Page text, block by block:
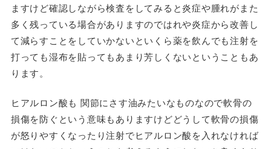
ますけど確認しながら検査をしてみると炎症や腫れがまた
多く残っている場合がありますのではれや炎症から改善し
て減らすことをしていかないといくら薬を飲んでも注射を
打っても湿布を貼ってもあまり芳しくないということもあ
ります。
ヒアルロン酸も 関節にさす油みたいなものなので軟骨の
損傷を防ぐという意味もありますけどどうして軟骨の損傷
が怒りやすくなったり注射でヒアルロン酸を入れなければ